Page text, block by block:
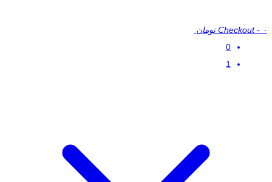
Checkout - ۰ تومان
0
1